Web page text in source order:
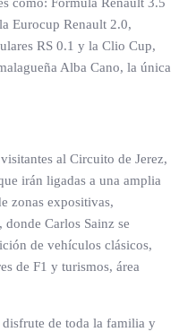
como: Formula Renault 3.5
Eurocup Renault 2.0,
RS 0.1 y la Clio Cup,
Alba Cano, la única
al Circuito de Jerez,
irán ligadas a una amplia
zonas expositivas,
Carlos Sainz se
de vehículos clásicos,
de F1 y turismos, área
de toda la familia y